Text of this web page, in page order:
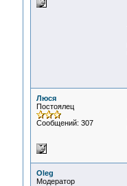
Люся
Постоялец
Сообщений: 307
Oleg
Модератор